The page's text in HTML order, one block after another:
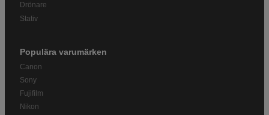
Drönare
Stativ
Populära varumärken
Canon
Sony
Fujifilm
Nikon